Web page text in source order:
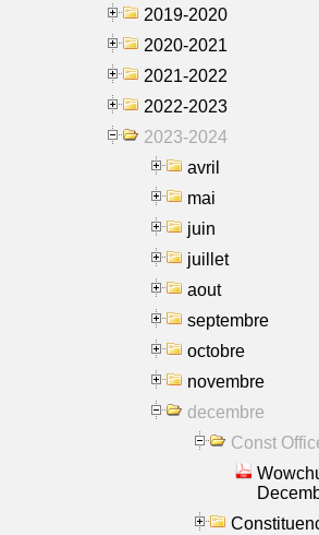
2019-2020
2020-2021
2021-2022
2022-2023
2023-2024
avril
mai
juin
juillet
aout
septembre
octobre
novembre
decembre
Const